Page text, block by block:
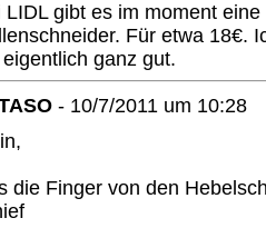
LIDL gibt es im moment
Für etwa 18€.
ganz gut.
- 10/7/2011 um 10:28
die Finger von den